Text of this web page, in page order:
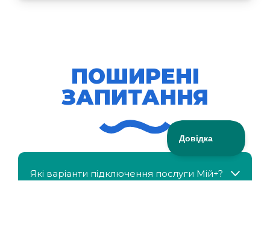
ПОШИРЕНІ
ЗАПИТАННЯ
Які варіанти підключення послуги Мій+?